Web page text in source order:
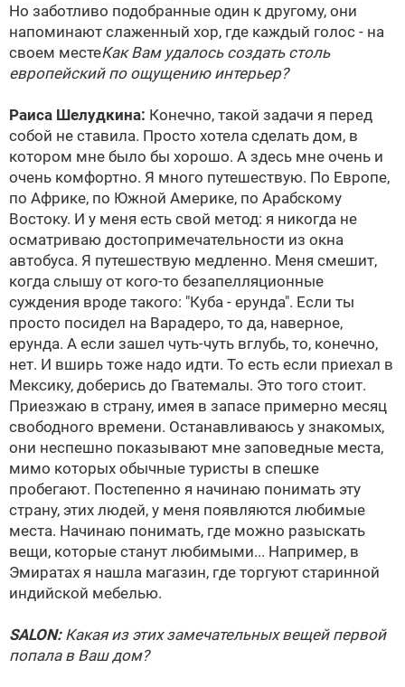
Но заботливо подобранные один к другому, они
напоминают слаженный хор, где каждый голос - на
своем местеКак Вам удалось создать столь
европейский по ощущению интерьер?
Раиса Шелудкина: Конечно, такой задачи я перед
собой не ставила. Просто хотела сделать дом, в
котором мне было бы хорошо. А здесь мне очень и
очень комфортно. Я много путешествую. По Европе,
по Африке, по Южной Америке, по Арабскому
Востоку. И у меня есть свой метод: я никогда не
осматриваю достопримечательности из окна
автобуса. Я путешествую медленно. Меня смешит,
когда слышу от кого-то безапелляционные
суждения вроде такого: "Куба - ерунда". Если ты
просто посидел на Варадеро, то да, наверное,
ерунда. А если зашел чуть-чуть вглубь, то, конечно,
нет. И вширь тоже надо идти. То есть если приехал в
Мексику, доберись до Гватемалы. Это того стоит.
Приезжаю в страну, имея в запасе примерно месяц
свободного времени. Останавливаюсь у знакомых,
они неспешно показывают мне заповедные места,
мимо которых обычные туристы в спешке
пробегают. Постепенно я начинаю понимать эту
страну, этих людей, у меня появляются любимые
места. Начинаю понимать, где можно разыскать
вещи, которые станут любимыми... Например, в
Эмиратах я нашла магазин, где торгуют старинной
индийской мебелью.
SALON:Какая из этих замечательных вещей первой
попала в Ваш дом?